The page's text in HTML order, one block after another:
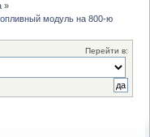
»
модуль на 800-ю
Перейти в: